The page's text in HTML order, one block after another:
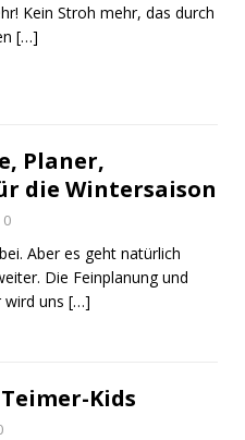
Kein Stroh mehr, das durch
[…]
Planer,
die Wintersaison
0
Aber es geht natürlich
Die Feinplanung und
wird uns […]
Kids